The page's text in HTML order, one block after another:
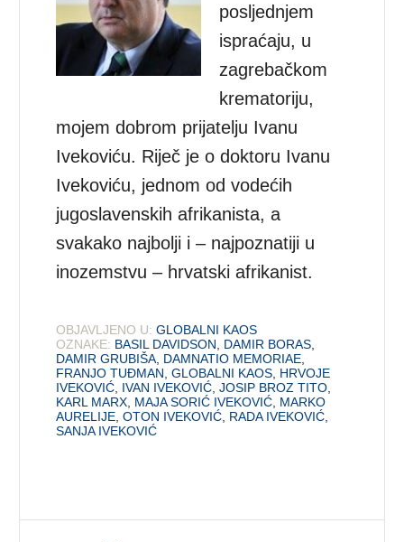
posljednjem
ispraćaju, u
zagrebačkom
krematoriju,
mojem dobrom prijatelju Ivanu
Ivekoviću. Riječ je o doktoru Ivanu
Ivekoviću, jednom od vodećih
jugoslavenskih afrikanista, a
svakako najbolji i – najpoznatiji u
inozemstvu – hrvatski afrikanist.
OBJAVLJENO U: GLOBALNI KAOS
OZNAKE: BASIL DAVIDSON DAMIR BORAS
DAMIR GRUBIŠA DAMNATIO MEMORIAE
FRANJO TUĐMAN ,GLOBALNI KAOS HRVOJE
IVEKOVIĆ IVAN IVEKOVIĆ ,JOSIP BROZ TITO
KARL MARX MAJA SORIĆ IVEKOVIĆ MARKO
AURELIJE ,OTON IVEKOVIĆ RADA IVEKOVIĆ
SANJA IVEKOVIĆ